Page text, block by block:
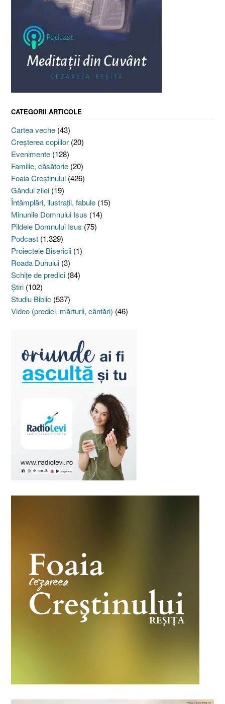
CATEGORII ARTICOLE
Cartea veche (43)
Creşterea copiilor (20)
Evenimente (128)
Familie, căsătorie (20)
Foaia Creştinului (426)
Gândul zilei (19)
Întâmplări, ilustraţii, fabule (15)
Minunile Domnului Isus (14)
Pildele Domnului Isus (75)
Podcast (1.329)
Proiectele Bisericii (1)
Roada Duhului (3)
Schiţe de predici (84)
Ştiri (102)
Studiu Biblic (537)
Video (predici, mărturii, cântări) (46)